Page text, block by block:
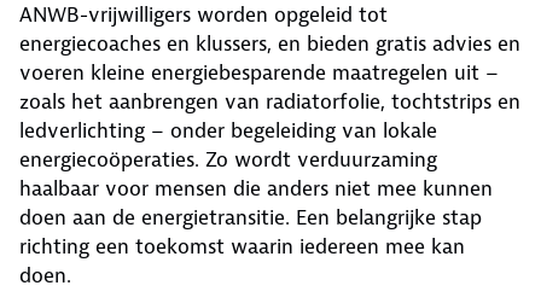
ANWB-vrijwilligers worden opgeleid tot
energiecoaches en klussers, en bieden gratis advies en
voeren kleine energiebesparende maatregelen uit –
zoals het aanbrengen van radiatorfolie, tochtstrips en
ledverlichting – onder begeleiding van lokale
energiecoöperaties. Zo wordt verduurzaming
haalbaar voor mensen die anders niet mee kunnen
doen aan de energietransitie. Een belangrijke stap
richting een toekomst waarin iedereen mee kan
doen.